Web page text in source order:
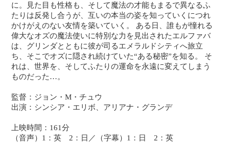
に。見た目も性格も、そして魔法の才能もまるで異なるふ
たりは反発し合うが、互いの本当の姿を知っていくにつれ
かけがえのない友情を築いていく。 ある日、誰もが憧れる
偉大なオズの魔法使いに特別な力を見出されたエルファバ
は、グリンダとともに彼が司るエメラルドシティへ旅立
ち、そこでオズに隠され続けていた“ある秘密”を知る。 そ
れは、世界を、そしてふたりの運命を永遠に変えてしまう
ものだった…。
監督：ジョン・M・チュウ
出演：シンシア・エリボ、アリアナ・グランデ
上映時間：161分
（音声）1：英 2：日／（字幕）1：日 2：英